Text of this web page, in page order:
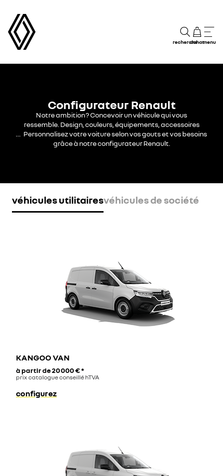
rechercheachatmenu
Configurateur Renault
Notre ambition ? Concevoir un véhicule qui vous
ressemble. Design, couleurs, équipements, accessoires
… Personnalisez votre voiture selon vos gouts et vos besoins
grâce à notre configurateur Renault.
véhicules utilitairesvéhicules de société
KANGOO VAN
à partir de20 000 €*
prix catalogue conseillé hTVA
configurez